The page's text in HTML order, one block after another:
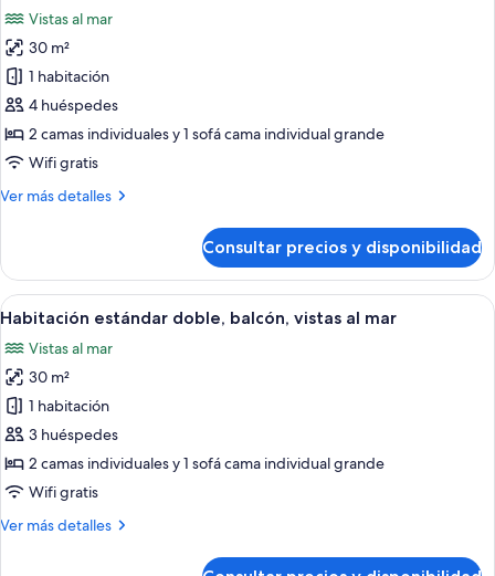
jardín
fotos
de
Habitación
estándar
doble,
balcón,
al
adults
+
children)
Vistas al mar
30 m²
1 habitación
4 huéspedes
2 camas individuales y 1 sofá cama individual grande
Wifi gratis
Ver más detalles
Más
estándar
doble,
balcón,
al
mar
(2
adults
+
2
children)
Consultar precios y disponibilidad
Abrir
todas
las
fotos
de
Habitación
estándar
doble,
balcón,
vistas
2
Habitación estándar doble, balcón, vistas al mar
Vistas al mar
30 m²
1 habitación
3 huéspedes
2 camas individuales y 1 sofá cama individual grande
Wifi gratis
Ver más detalles
Más